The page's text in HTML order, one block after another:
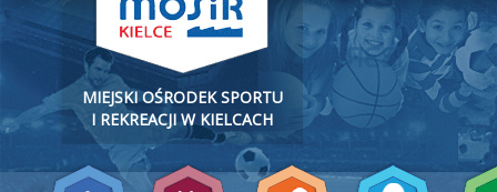
MIEJSKI OŚRODEK SPORTU
I REKREACJI W KIELCACH